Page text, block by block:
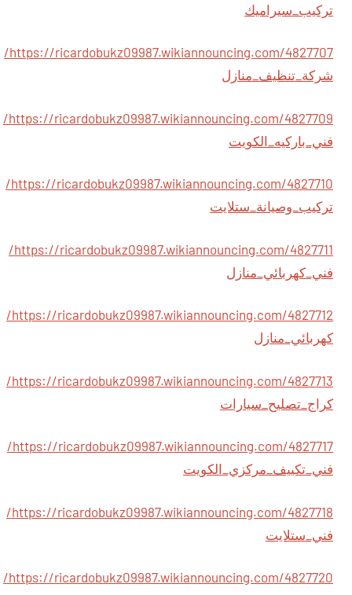
تركيب_سيراميك
https://ricardobukz09987.wikiannouncing.com/4827707/
شركة_تنظيف_منازل
https://ricardobukz09987.wikiannouncing.com/4827709/
فني_باركيه_الكويت
https://ricardobukz09987.wikiannouncing.com/4827710/
تركيب_وصيانة_ستلايت
https://ricardobukz09987.wikiannouncing.com/4827711/
فني_كهربائي_منازل
https://ricardobukz09987.wikiannouncing.com/4827712/
كهربائي_منازل
https://ricardobukz09987.wikiannouncing.com/4827713/
كراج_تصليح_سيارات
https://ricardobukz09987.wikiannouncing.com/4827717/
فني_تكييف_مركزي_الكويت
https://ricardobukz09987.wikiannouncing.com/4827718/
فني_ستلايت
https://ricardobukz09987.wikiannouncing.com/4827720/